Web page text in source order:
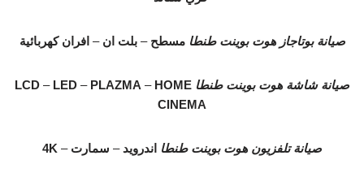
صيانة بوتاجاز هوت بوينت طنطا مسطح –بلت ان – افران كهربائية
صيانة شاشة هوت بوينت طنطا LCD – LED – PLAZMA – HOME
CINEMA
صيانة تلفزيون هوت بوينت طنطا اندرويد – سمارت –
4K